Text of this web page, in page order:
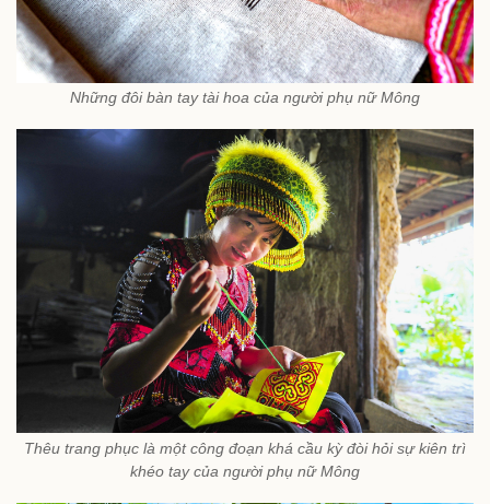
Những đôi bàn tay tài hoa của người phụ nữ Mông
Thêu trang phục là một công đoạn khá cầu kỳ đòi hỏi sự kiên trì
khéo tay của người phụ nữ Mông